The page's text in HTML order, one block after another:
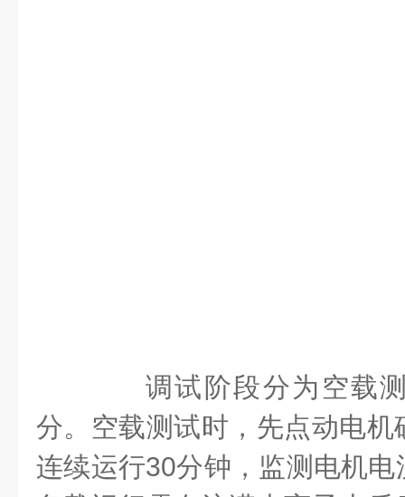
调试阶段分为空载测
分。空载测试时，先点动电
连续运行30分钟，监测电机